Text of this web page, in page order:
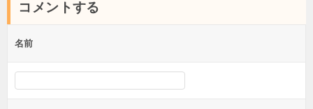
ゲ
シ
コメントする
名前